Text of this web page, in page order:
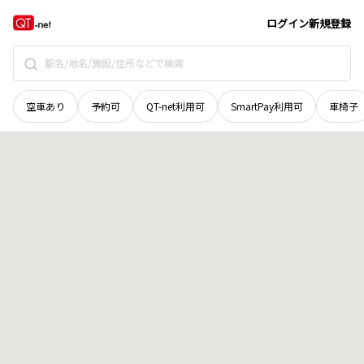
ログイン新規登録
空車あり 予約可 QT-net利用可 SmartPay利用可 車椅子
広島県